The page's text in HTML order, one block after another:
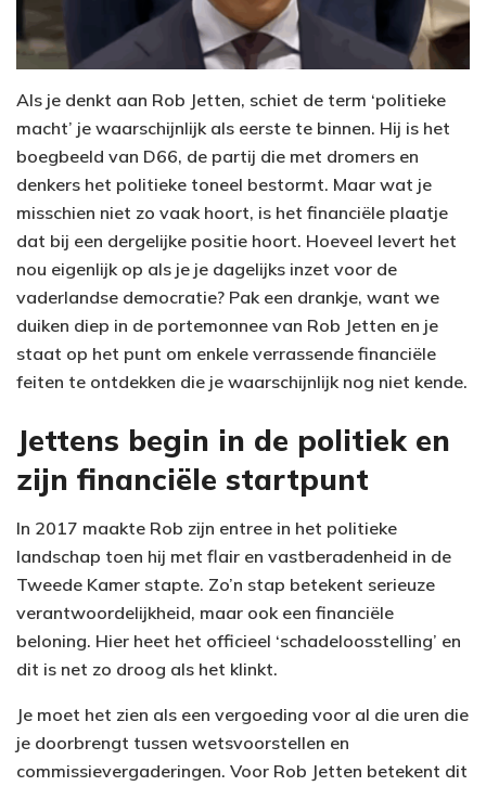
Als je denkt aan Rob Jetten, schiet de term ‘politieke
macht’ je waarschijnlijk als eerste te binnen. Hij is het
boegbeeld van D66, de partij die met dromers en
denkers het politieke toneel bestormt. Maar wat je
misschien niet zo vaak hoort, is het financiële plaatje
dat bij een dergelijke positie hoort. Hoeveel levert het
nou eigenlijk op als je je dagelijks inzet voor de
vaderlandse democratie? Pak een drankje, want we
duiken diep in de portemonnee van Rob Jetten en je
staat op het punt om enkele verrassende financiële
feiten te ontdekken die je waarschijnlijk nog niet kende.
Jettens begin in de politiek en
zijn financiële startpunt
In 2017 maakte Rob zijn entree in het politieke
landschap toen hij met flair en vastberadenheid in de
Tweede Kamer stapte. Zo’n stap betekent serieuze
verantwoordelijkheid, maar ook een financiële
beloning. Hier heet het officieel ‘schadeloosstelling’ en
dit is net zo droog als het klinkt.
Je moet het zien als een vergoeding voor al die uren die
je doorbrengt tussen wetsvoorstellen en
commissievergaderingen. Voor Rob Jetten betekent dit